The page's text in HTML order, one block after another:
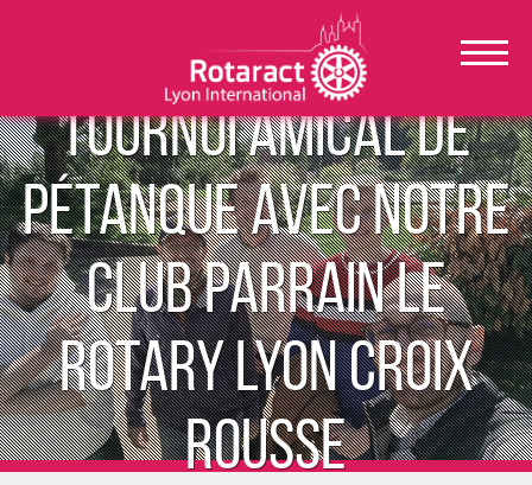
Tournoi amical de
Pétanque avec notre
club parrain le
Rotary Lyon Croix
Rousse